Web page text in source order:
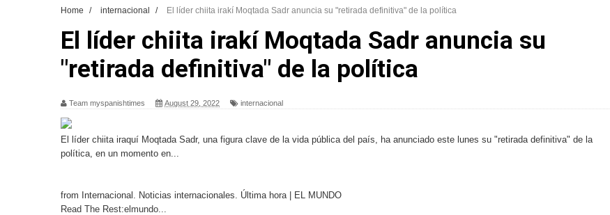
Home / internacional / El líder chiita irakí Moqtada Sadr anuncia su "retirada definitiva" de la política
El líder chiita irakí Moqtada Sadr anuncia su
"retirada definitiva" de la política
Team myspanishtimes August 29, 2022 internacional
El líder chiita iraquí Moqtada Sadr, una figura clave de la vida pública del país, ha anunciado este lunes su "retirada definitiva" de la
política, en un momento en...
from Internacional. Noticias internacionales. Última hora | EL MUNDO
Read The Rest:elmundo...